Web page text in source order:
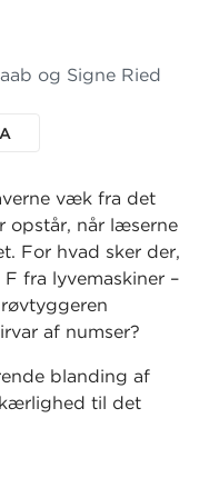
og Signe Ried
væk fra det
opstår, når læserne
For hvad sker der,
fra lyvemaskiner –
af numser?
blanding af
til det